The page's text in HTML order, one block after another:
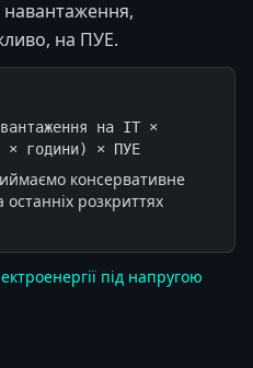
навантаження,
на ПУЕ.
на ІТ ×
× години) × ПУЕ
консервативне
розкриттях
під напругою